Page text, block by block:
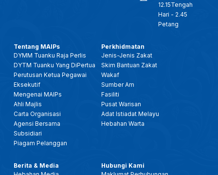
12.15Tengah
Hari - 2.45
Petang
Tentang MAIPs
DYMM Tuanku Raja Perlis
DYTM Tuanku Yang DiPertua
Perutusan Ketua Pegawai
Eksekutif
Mengenai MAIPs
Ahli Majlis
Carta Organisasi
Agensi Bersama
Subsidiari
Piagam Pelanggan
Perkhidmatan
Jenis-Jenis Zakat
Skim Bantuan Zakat
Wakaf
Sumber Am
Fasiliti
Pusat Warisan
Adat Istiadat Melayu
Hebahan Warta
Berita & Media
Hubungi Kami